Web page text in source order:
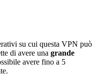
su cui questa VPN può
di avere una grande
avere fino a 5